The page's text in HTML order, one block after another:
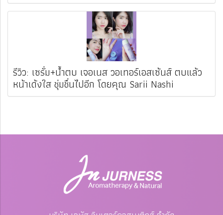
รีวิว: เซรั่ม+น้ำตบ เจอเนส วอเทอร์เอสเซ้นส์ ตบแล้ว
หน้าเด้งใส ชุ่มชื่นไปอีก โดยคุณ Sarii Nashi